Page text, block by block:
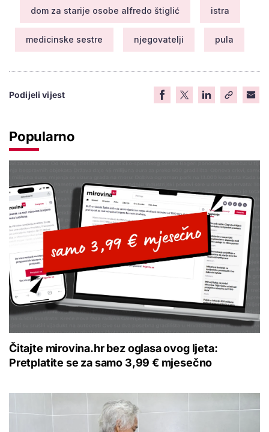
dom za starije osobe alfredo štiglić istra
medicinske sestre njegovatelji pula
Podijeli vijest
Popularno
Čitajte mirovina.hr bez oglasa ovog ljeta:
Pretplatite se za samo 3,99 € mjesečno